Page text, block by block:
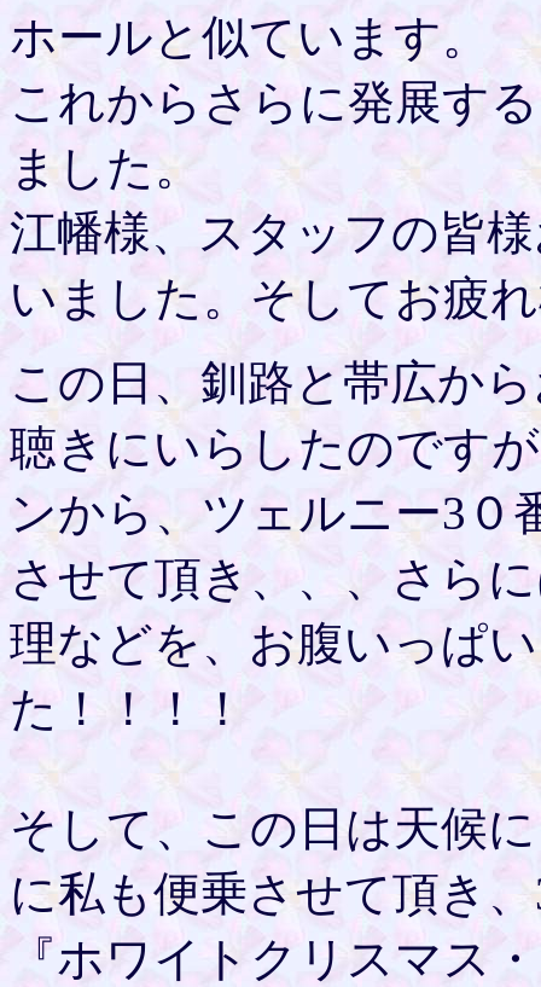
ホールと似ています。
これからさらに発展す
ました。
江幡様、スタッフの皆
いました。そしてお疲
この日、釧路と帯広か
聴きにいらしたのです
ンから、ツェルニー3０
させて頂き、、、さら
理などを、お腹いっぱ
た！！！！
そして、この日は天候
に私も便乗させて頂き
『ホワイトクリスマス